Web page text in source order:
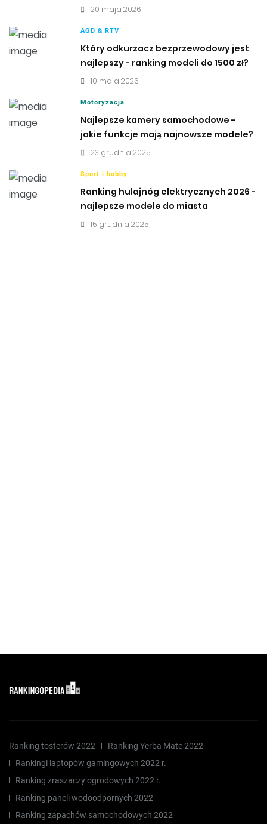
20 maja 2026
AGD & RTV
Który odkurzacz bezprzewodowy jest
najlepszy - ranking modeli do 1500 zł?
10 maja 2026
Motoryzacja
Najlepsze kamery samochodowe -
jakie funkcje mają najnowsze modele?
23 grudnia 2025
Sport i hobby
Ranking hulajnóg elektrycznych 2026 -
najlepsze modele do miasta
15 grudnia 2025
Ranking tosterów 2022
Ranking Yerba Mate 2022
Rankingi laptopów gamingowych 2022 r.
Ranking zraszaczy ogrodowych 2022 r.
Ranking paneli wodoodpornych 2022
Ranking zapachów samochodowych 2022